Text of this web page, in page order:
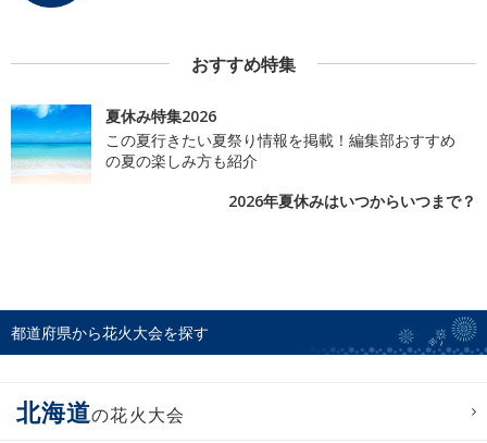
おすすめ特集
夏休み特集2026
この夏行きたい夏祭り情報を掲載！編集部おすすめ
の夏の楽しみ方も紹介
2026年夏休みはいつからいつまで？
都道府県から花火大会を探す
北海道の花火大会